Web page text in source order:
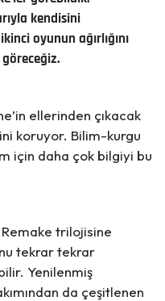
kendisini
oyunun ağırlığını
ellerinden çıkacak
koruyor. Bilim-kurgu
için daha çok bilgiyi bu
Remake trilojisine
tekrar tekrar
Yenilenmiş
da çeşitlenen